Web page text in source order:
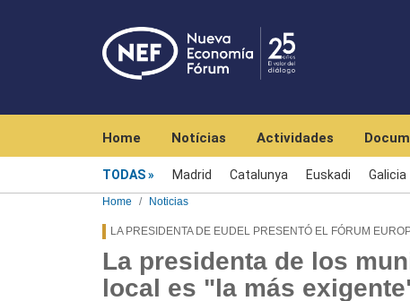
Home Notícias Actividades
TODAS Madrid Catalunya Euskadi Galicia
Home Noticias
LA PRESIDENTA DE EUDEL PRESENTÓ EL FÓRUM
La presidenta de los
local es "la más